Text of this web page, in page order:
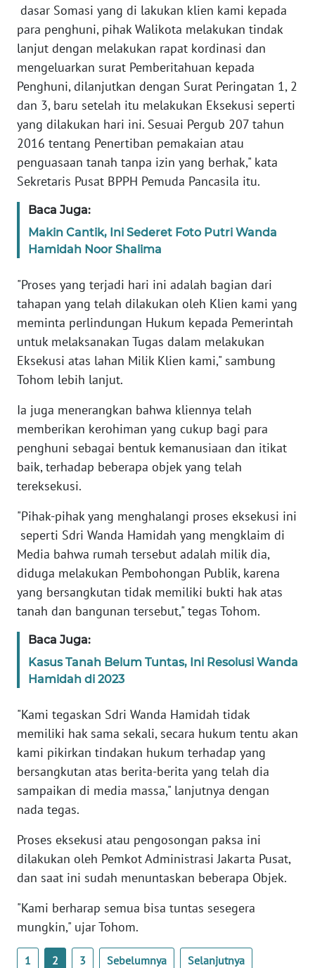
dasar Somasi yang di lakukan klien kami kepada
para penghuni, pihak Walikota melakukan tindak
lanjut dengan melakukan rapat kordinasi dan
mengeluarkan surat Pemberitahuan kepada
Penghuni, dilanjutkan dengan Surat Peringatan 1, 2
dan 3, baru setelah itu melakukan Eksekusi seperti
yang dilakukan hari ini. Sesuai Pergub 207 tahun
2016 tentang Penertiban pemakaian atau
penguasaan tanah tanpa izin yang berhak," kata
Sekretaris Pusat BPPH Pemuda Pancasila itu.
Baca Juga:
Makin Cantik, Ini Sederet Foto Putri Wanda
Hamidah Noor Shalima
"Proses yang terjadi hari ini adalah bagian dari
tahapan yang telah dilakukan oleh Klien kami yang
meminta perlindungan Hukum kepada Pemerintah
untuk melaksanakan Tugas dalam melakukan
Eksekusi atas lahan Milik Klien kami," sambung
Tohom lebih lanjut.
Ia juga menerangkan bahwa kliennya telah
memberikan kerohiman yang cukup bagi para
penghuni sebagai bentuk kemanusiaan dan itikat
baik, terhadap beberapa objek yang telah
tereksekusi.
"Pihak-pihak yang menghalangi proses eksekusi ini
seperti Sdri Wanda Hamidah yang mengklaim di
Media bahwa rumah tersebut adalah milik dia,
diduga melakukan Pembohongan Publik, karena
yang bersangkutan tidak memiliki bukti hak atas
tanah dan bangunan tersebut," tegas Tohom.
Baca Juga:
Kasus Tanah Belum Tuntas, Ini Resolusi Wanda
Hamidah di 2023
"Kami tegaskan Sdri Wanda Hamidah tidak
memiliki hak sama sekali, secara hukum tentu akan
kami pikirkan tindakan hukum terhadap yang
bersangkutan atas berita-berita yang telah dia
sampaikan di media massa," lanjutnya dengan
nada tegas.
Proses eksekusi atau pengosongan paksa ini
dilakukan oleh Pemkot Administrasi Jakarta Pusat,
dan saat ini sudah menuntaskan beberapa Objek.
"Kami berharap semua bisa tuntas sesegera
mungkin," ujar Tohom.
1 2 3 Sebelumnya Selanjutnya
REDAKSI
KARIR
DISCLAIMER
Wahana
News
SUMUT
WN
JABAR
WN
BANTEN
NTT
WN
KEPRI
PAPUA
WN
PAPUA
BARAT
RIAU
WN
WN
JAMBI
WN
SULTRA
NTB
WN
WN
SULBAR